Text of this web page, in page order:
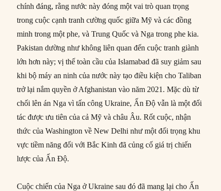
chính đáng, rằng nước này đóng một vai trò quan trọng
trong cuộc cạnh tranh cường quốc giữa Mỹ và các đồng
minh trong một phe, và Trung Quốc và Nga trong phe kia.
Pakistan dường như không liên quan đến cuộc tranh giành
lớn hơn này; vị thế toàn cầu của Islamabad đã suy giảm sau
khi bộ máy an ninh của nước này tạo điều kiện cho Taliban
trở lại nắm quyền ở Afghanistan vào năm 2021. Mặc dù từ
chối lên án Nga vì tấn công Ukraine, Ấn Độ vẫn là một đối
tác được ưu tiên của cả Mỹ và châu Âu. Rốt cuộc, nhận
thức của Washington về New Delhi như một đối trọng khu
vực tiềm năng đối với Bắc Kinh đã củng cố giá trị chiến
lược của Ấn Độ.
Cuộc chiến của Nga ở Ukraine sau đó đã mang lại cho Ấn